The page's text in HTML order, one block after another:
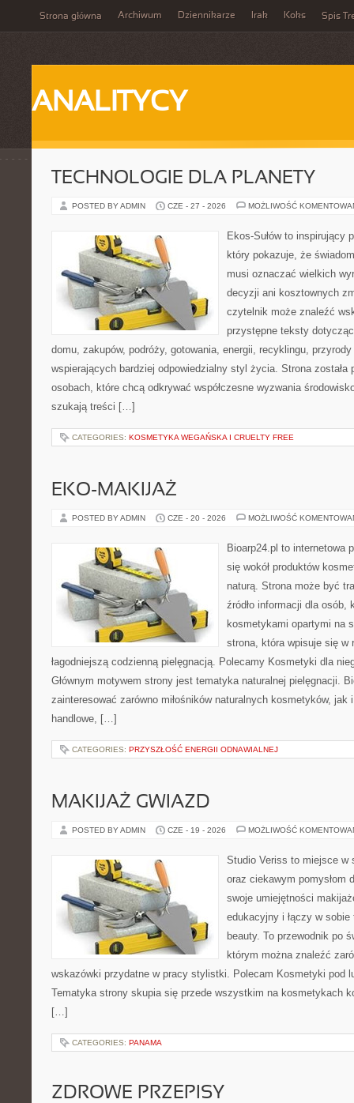
Strona główna Archiwum Dziennikarze Irak Koks Spis
ANALITYCY
TECHNOLOGIE DLA PLANETY
POSTED BY ADMIN CZE - 27 - 2026 MOŻLIWOŚĆ
Ekos-Sułów to inspirujący
który pokazuje, że
musi oznaczać wielkich
decyzji ani kosztownych
czytelnik może znaleźć
przystępne teksty
domu, zakupów, podróży, gotowania, energii, recyklingu,
wspierających bardziej odpowiedzialny styl życia. Strona została
osobach, które chcą odkrywać współczesne wyzwania
szukają treści […]
CATEGORIES: KOSMETYKA WEGAŃSKA I CRUELTY FREE
EKO-MAKIJAŻ
POSTED BY ADMIN CZE - 20 - 2026 MOŻLIWOŚĆ
Bioarp24.pl to internetowa
się wokół produktów
naturą. Strona może być
źródło informacji dla osób,
kosmetykami opartymi na
strona, która wpisuje się w
łagodniejszą codzienną pielęgnacją. Polecamy Kosmetyki dla
Głównym motywem strony jest tematyka naturalnej pielęgnacji.
zainteresować zarówno miłośników naturalnych kosmetyków, jak
handlowe, […]
CATEGORIES: PRZYSZŁOŚĆ ENERGII ODNAWIALNEJ
MAKIJAŻ GWIAZD
POSTED BY ADMIN CZE - 19 - 2026 MOŻLIWOŚĆ
Studio Veriss to miejsce w
oraz ciekawym pomysłom
swoje umiejętności
edukacyjny i łączy w
beauty. To przewodnik po
którym można znaleźć
wskazówki przydatne w pracy stylistki. Polecam Kosmetyki pod
Tematyka strony skupia się przede wszystkim na kosmetykach
[…]
CATEGORIES: PANAMA
ZDROWE PRZEPISY